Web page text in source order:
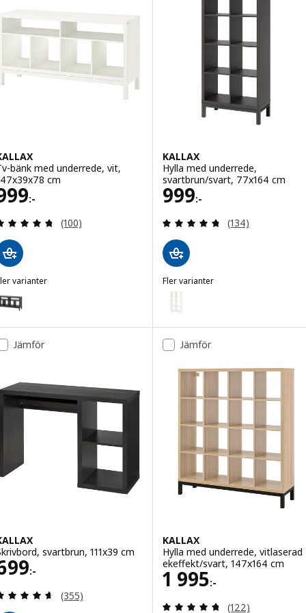
bänk med underrede, vit,
cm
:-
999:-
Recensera: 4.7 utav 5 stjärnor. Totalt antal
(100)
varianter
KALLAX, Tv-bänk med underrede, svartbrun, 147x39x78 cm
KALLAX
Hylla med underrede,
svartbrun/svart, 77x164 cm
999:-
Pris 999:-
Recensera:
(134)
Fler varianter
KALLAX
Variant: KALLAX, Hylla med
Variant: KALLAX, Hylla med
Variant: KALLAX, Hylla med
Variant: KALLAX, Hylla med
Variant: KALLAX, Hylla med
Jämför
svartbrun, 111x39 cm
:-
699:-
Recensera: 4.6 utav 5 stjärnor. Totalt antal
(355)
Jämför
KALLAX
Hylla med underrede, vitlaserad
ekeffekt/svart, 147x164 cm
1 995:-
Pris 1995:-
Recensera:
(122)